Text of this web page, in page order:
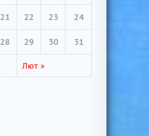
Лют »
21 22 23 24
28 29 30 31